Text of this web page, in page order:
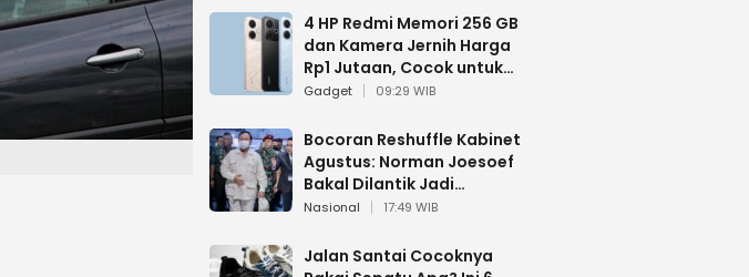
4 HP Redmi Memori 256 GB
dan Kamera Jernih Harga
Rp1 Jutaan, Cocok untuk
Multitasking
Gadget 09:29 WIB
Bocoran Reshuffle Kabinet
Agustus: Norman Joesoef
Bakal Dilantik Jadi
Wamenhan RI
Nasional 17:49 WIB
Jalan Santai Cocoknya